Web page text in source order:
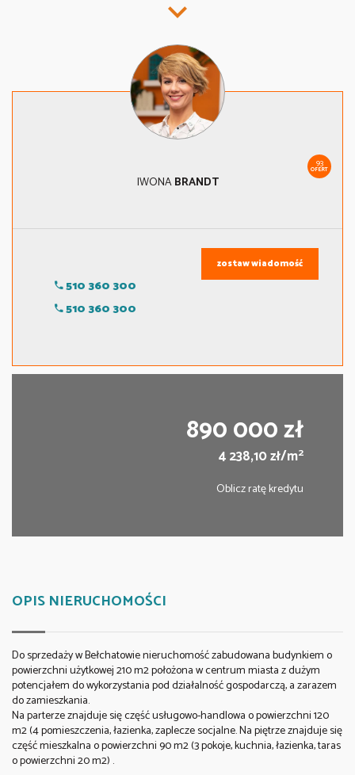
93
OFERT
IWONABRANDT
510 360 300
510 360 300
zostaw wiadomość
890 000 zł
4 238,10 zł/m2
Oblicz ratę kredytu
OPIS NIERUCHOMOŚCI
Do sprzedaży w Bełchatowie nieruchomość zabudowana budynkiem o
powierzchni użytkowej 210 m2 położona w centrum miasta z dużym
potencjałem do wykorzystania pod działalność gospodarczą, a zarazem
do zamieszkania.
Na parterze znajduje się część usługowo-handlowa o powierzchni 120
m2 (4 pomieszczenia, łazienka, zaplecze socjalne. Na piętrze znajduje się
część mieszkalna o powierzchni 90 m2 (3 pokoje, kuchnia, łazienka, taras
o powierzchni 20 m2) .